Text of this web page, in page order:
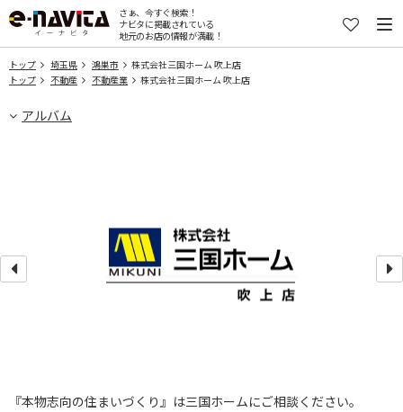
さぁ、今すぐ検索！
ナビタに掲載されている
地元のお店の情報が満載！
トップ 埼玉県 鴻巣市
株式会社三国ホーム 吹上店
トップ
不動産 不動産業 株式会社三国ホーム 吹上店
アルバム
『本物志向の住まいづくり』は三国ホームにご相談ください。